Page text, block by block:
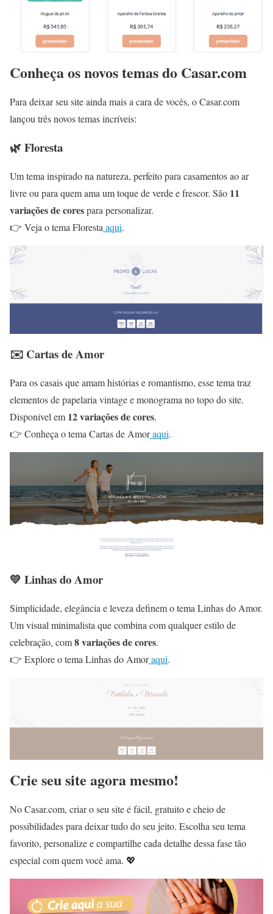
Conheça os novos temas do Casar.com
Para deixar seu site ainda mais a cara de vocês, o Casar.com
lançou três novos temas incríveis:
🌿 Floresta
Um tema inspirado na natureza, perfeito para casamentos ao ar
livre ou para quem ama um toque de verde e frescor. São 11
variações de corespara personalizar.
👉 Veja o tema Floresta aqui.
✉️ Cartas de Amor
Para os casais que amam histórias e romantismo, esse tema traz
elementos de papelaria vintage e monograma no topo do site.
Disponível em 12 variações de cores.
👉 Conheça o tema Cartas de Amoraqui.
💛 Linhas do Amor
Simplicidade, elegância e leveza definem o tema Linhas do Amor.
Um visual minimalista que combina com qualquer estilo de
celebração, com8 variações de cores.
👉 Explore o tema Linhas do Amoraqui.
Crie seu site agora mesmo!
No Casar.com, criar o seu site é fácil, gratuito e cheio de
possibilidades para deixar tudo do seu jeito. Escolha seu tema
favorito, personalize e compartilhe cada detalhe dessa fase tão
especial com quem você ama. 💖